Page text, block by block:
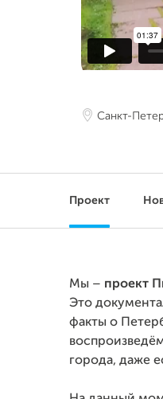
Санкт-
Проект
Мы – проект
Это
факты о
города, даже